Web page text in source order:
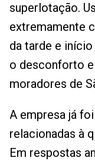
superlotação.
extremamente
da tarde e
o desconforto
moradores de
A empresa já
relacionadas à
Em respostas